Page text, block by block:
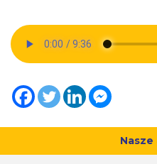
Nasze